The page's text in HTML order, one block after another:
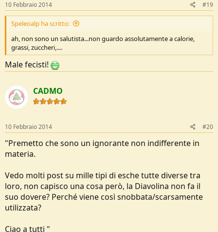
10 Febbraio 2014 #19
Speleoalp ha scritto:
ah, non sono un salutista...non guardo assolutamente a calorie,
grassi, zuccheri,....
Male fecisti!
CADMO
10 Febbraio 2014 #20
"Premetto che sono un ignorante non indifferente in
materia.
Vedo molti post su mille tipi di esche tutte diverse tra
loro, non capisco una cosa però, la Diavolina non fa il
suo dovere? Perché viene così snobbata/scarsamente
utilizzata?
Ciao a tutti "